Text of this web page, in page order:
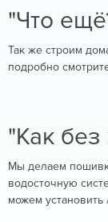
"Что
Так же строим
подробно
"Как без
Мы делаем
водосточную
можем